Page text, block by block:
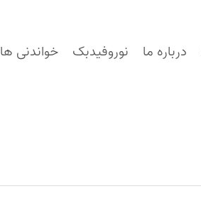
درباره ما نوروفیدبک خواندنی ها